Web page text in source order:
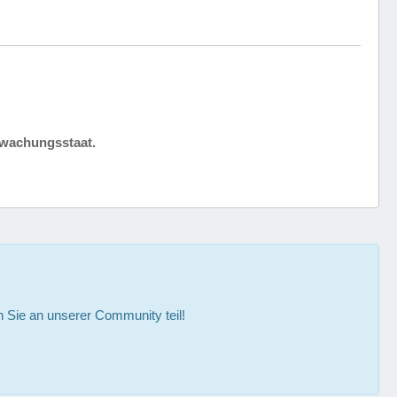
Sie an unserer Community teil!